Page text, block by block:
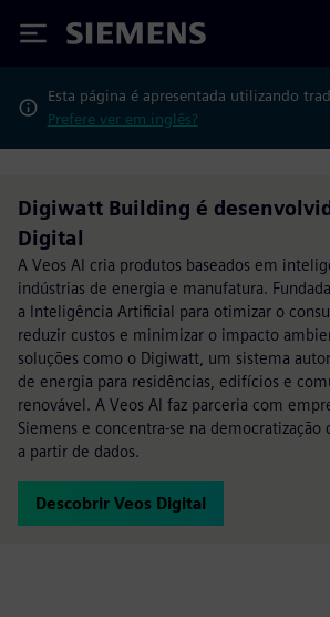
Siemens
Esta página é apresentada utilizando
Prefere ver em inglês?
Digiwatt Building é
Digital
A Veos AI cria produtos baseados em
indústrias de energia e manufatura.
a Inteligência Artificial para otimizar o
reduzir custos e minimizar o impacto
soluções como o Digiwatt, um sistema
de energia para residências, edifícios e
renovável. A Veos AI faz parceria com
Siemens e concentra-se na democratização
a partir de dados.
Descobrir Veos Digital